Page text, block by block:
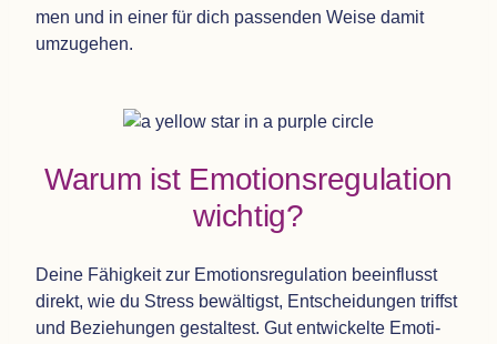
men und in einer für dich pas­sen­den Weise damit
umzugehen.
Warum ist Emo­ti­ons­re­gu­la­tion
wichtig?
Deine Fähig­keit zur Emo­ti­ons­re­gu­la­tion beein­flusst
direkt, wie du Stress bewäl­tigst, Ent­schei­dun­gen triffst
und Bezie­hun­gen gestal­test. Gut ent­wi­ckelte Emo­ti­